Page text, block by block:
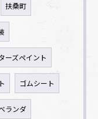
扶桑町
ーズペイント
ゴムシート
ランダ